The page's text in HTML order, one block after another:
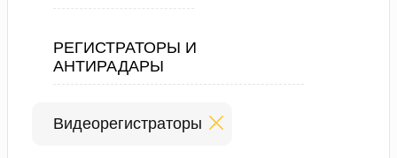
РЕГИСТРАТОРЫ И
АНТИРАДАРЫ
Видеорегистраторы